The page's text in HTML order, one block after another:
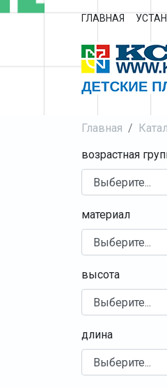
ГЛАВНАЯ
Главная
возрастная
материал
высота
длина